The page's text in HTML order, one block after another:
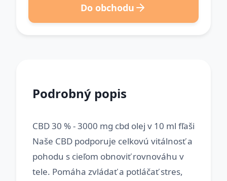
Do obchodu
Podrobný popis
CBD 30 % - 3000 mg cbd olej v 10 ml fľaši
Naše CBD podporuje celkovú vitálnosť a
pohodu s cieľom obnoviť rovnováhu v
tele. Pomáha zvládať a potláčať stres,